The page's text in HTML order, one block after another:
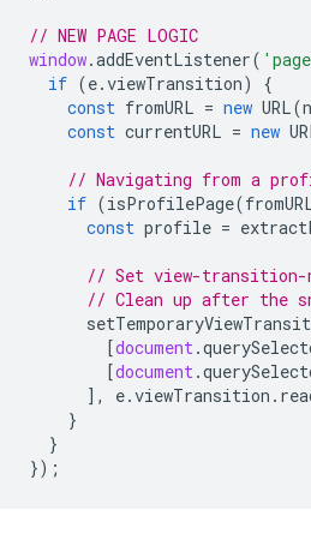
// NEW PAGE LOGIC
window.addEventListener(
if (e.viewTransition)
{
const fromURL = new URL(
const currentURL = new
// Navigating from a
if (isProfilePage(
const profile =
// Set view-transition-
// Clean up after the
[document .
[document .
],
e.viewTransition .
}
}
});